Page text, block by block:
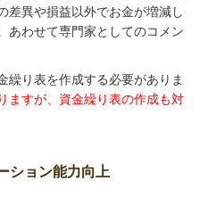
差異や損益以外でお金が増減し
あわせて専門家としてのコメン
り表を作成する必要がありま
ますが、資金繰り表の作成も対
ション能力向上